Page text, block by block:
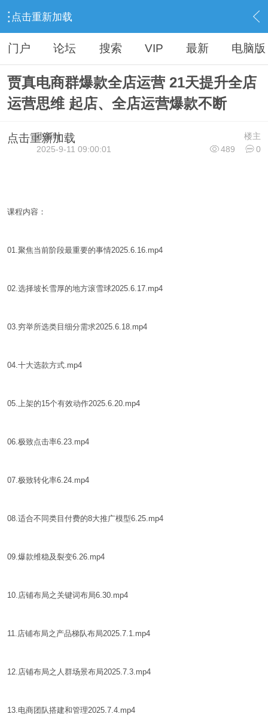
点击重新加载
› 小新叶网资源 加入VIP联系QQ:917164239 ›
淘宝大学精品教程
内容
门户 论坛 搜索 VIP 最新 电脑版
贾真电商群爆款全店运营 21天提升全店
运营思维 起店、全店运营爆款不断
点击重新加载 楼主
小新叶
489
0
2025-9-11 09:00:01
课程内容：
01.聚焦当前阶段最重要的事情2025.6.16.mp4
02.选择坡长雪厚的地方滚雪球2025.6.17.mp4
03.穷举所选类目细分需求2025.6.18.mp4
04.十大选款方式.mp4
05.上架的15个有效动作2025.6.20.mp4
06.极致点击率6.23.mp4
07.极致转化率6.24.mp4
08.适合不同类目付费的8大推广模型6.25.mp4
09.爆款维稳及裂变6.26.mp4
10.店铺布局之关键词布局6.30.mp4
11.店铺布局之产品梯队布局2025.7.1.mp4
12.店铺布局之人群场景布局2025.7.3.mp4
13.电商团队搭建和管理2025.7.4.mp4